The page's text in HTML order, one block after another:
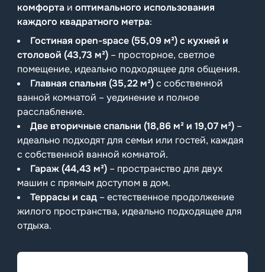
комфорта и оптимального использования
каждого квадратного метра:
Гостиная open-space (55,09 м²) с кухней и
столовой (43,73 м²) – просторное, светлое
помещение, идеально подходящее для общения.
Главная спальня (35,22 м²)с собственной
ванной комнатой – уединение и полное
расслабление.
Две вторичные спальни (18,86 м² и 19,07 м²) –
идеально подходят для семьи или гостей, каждая
с собственной ванной комнатой.
Гараж (44,43 м²) – пространство для двух
машин с прямым доступом в дом.
Террасы и сад – естественное продолжение
жилого пространства, идеально подходящее для
отдыха.